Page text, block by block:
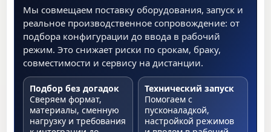
Мы совмещаем поставку оборудования, запуск и
реальное производственное сопровождение: от
подбора конфигурации до ввода в рабочий
режим. Это снижает риски по срокам, браку,
совместимости и сервису на дистанции.
Подбор без догадок
Сверяем формат,
материалы, сменную
нагрузку и требования
Технический запуск
Помогаем с
пусконаладкой,
настройкой режимов